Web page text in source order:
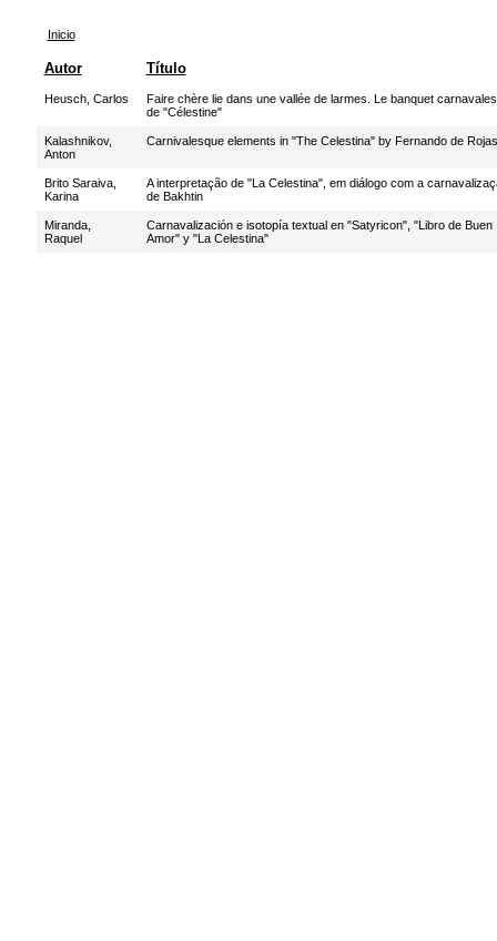
Inicio
Autor Título
Heusch, Carlos
Faire chère lie dans une vallée de larmes. Le banquet
de "Célestine"
Kalashnikov,
Anton
Carnivalesque elements in "The Celestina" by Fernando de Rojas
Brito Saraiva,
Karina
A interpretação de "La Celestina", em diálogo com a
de Bakhtin
Miranda,
Raquel
Carnavalización e isotopía textual en "Satyricon", "Libro de Buen
Amor" y "La Celestina"